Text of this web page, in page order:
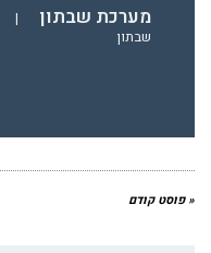
מערכת שבתון |
שבתון
« פוסט קודם